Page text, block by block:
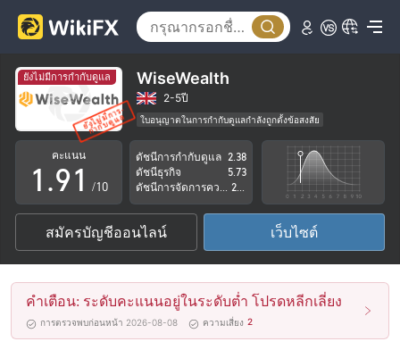
ยังไม่มีการกำกับดูแล WiseWealth
2-5ปี
ใบอนุญาตในการกำกับดูแลกำลังถูกตั้งข้อสงสัย
กลุ่มธุรกิจที่ต้องสงสัย
ระวังความเสี่ยงอันตรายที่อาจจะซ่อนอยู่
คะแนน
0
1
2
3
4
5
.
5
6
7
8
9
0
1
2
3
4
5
/10
ดัชนีการกำกับดูแล 2.38
ดัชนีธุรกิจ
5.73
สมัครบัญชีออนไลน์ เว็บไซต์
คำเตือน: ระดับคะแนนอยู่ในระดับต่ำ โปรดหลีกเลี่ยง
การตรวจพบก่อนหน้า 2026-08-08 ความเสี่ยง 2